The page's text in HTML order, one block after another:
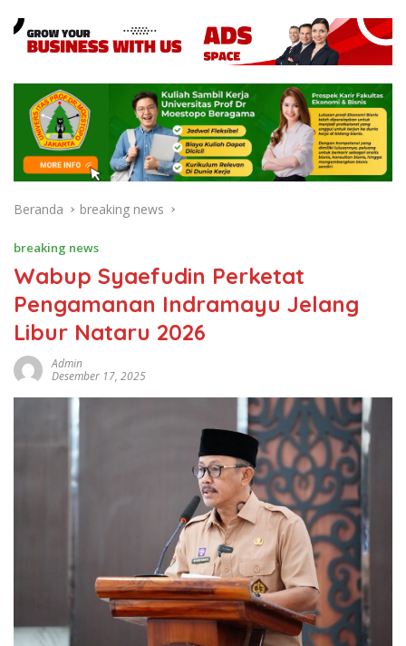
Beranda breaking news
breaking news
Wabup Syaefudin Perketat
Pengamanan Indramayu Jelang
Libur Nataru 2026
Admin
Desember 17, 2025